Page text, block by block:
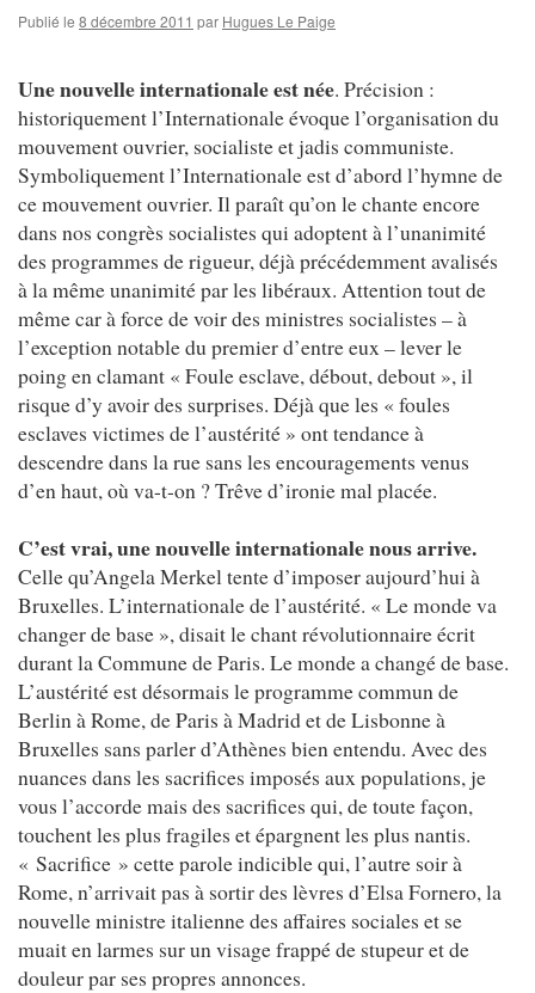
Publié le 8 décembre 2011 par Hugues Le Paige
Une nouvelle internationale est née. Précision :
historiquement l’Internationale évoque l’organisation du
mouvement ouvrier, socialiste et jadis communiste.
Symboliquement l’Internationale est d’abord l’hymne de
ce mouvement ouvrier. Il paraît qu’on le chante encore
dans nos congrès socialistes qui adoptent à l’unanimité
des programmes de rigueur, déjà précédemment avalisés
à la même unanimité par les libéraux. Attention tout de
même car à force de voir des ministres socialistes – à
l’exception notable du premier d’entre eux – lever le
poing en clamant « Foule esclave, débout, debout », il
risque d’y avoir des surprises. Déjà que les « foules
esclaves victimes de l’austérité » ont tendance à
descendre dans la rue sans les encouragements venus
d’en haut, où va-t-on ? Trêve d’ironie mal placée.
C’est vrai, une nouvelle internationale nous arrive.
Celle qu’Angela Merkel tente d’imposer aujourd’hui à
Bruxelles. L’internationale de l’austérité. « Le monde va
changer de base », disait le chant révolutionnaire écrit
durant la Commune de Paris. Le monde a changé de base.
L’austérité est désormais le programme commun de
Berlin à Rome, de Paris à Madrid et de Lisbonne à
Bruxelles sans parler d’Athènes bien entendu. Avec des
nuances dans les sacrifices imposés aux populations, je
vous l’accorde mais des sacrifices qui, de toute façon,
touchent les plus fragiles et épargnent les plus nantis.
« Sacrifice » cette parole indicible qui, l’autre soir à
Rome, n’arrivait pas à sortir des lèvres d’Elsa Fornero, la
nouvelle ministre italienne des affaires sociales et se
muait en larmes sur un visage frappé de stupeur et de
douleur par ses propres annonces.